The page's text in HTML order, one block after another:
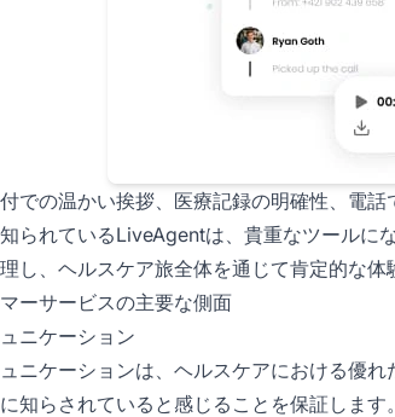
での温かい挨拶、医療記録の明確性、電
られているLiveAgentは、貴重なツール
し、ヘルスケア旅全体を通じて肯定的な体
ーサービスの主要な側面
ニケーション
ニケーションは、ヘルスケアにおける優
知らされていると感じることを保証しま